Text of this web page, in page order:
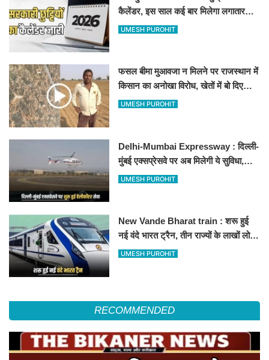
कैलेंडर, इस साल कई बार मिलेगा लगातार
अवकाश, देखें
UMESH PUROHIT
फसल बीमा मुआवजा न मिलने पर राजस्थान में
किसान का अनोखा विरोध, खेतों में बो दिए
500-500 रुपए के नोट, वीडियो वायरल
UMESH PUROHIT
Delhi-Mumbai Expressway : दिल्ली-
मुंबई एक्सप्रेसवे पर अब मिलेगी ये सुविधा,
हेलीकॉप्टर सर्विस से तुरंत घायल पहुंचेगा
UMESH PUROHIT
New Vande Bharat train : शरू हुई
नई वंदे भारत ट्रैन, तीन राज्यों के लाखों लोगों
का सफर होगा आसान, देखें पूरा रूटमैप
UMESH PUROHIT
RECOMMENDED